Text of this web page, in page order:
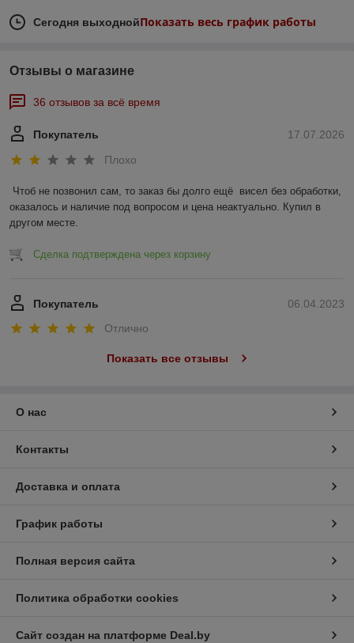
Сегодня выходнойПоказать весь график работы
Отзывы о магазине
36 отзывов за всё время
17.07.2026
Покупатель
Плохо
Чтоб не позвонил сам, то заказ бы долго ещё  висел без обработки,
оказалось и наличие под вопросом и цена неактуально. Купил в
другом месте.
Сделка подтверждена через корзину
06.04.2023
Покупатель
Отлично
Показать все отзывы
О нас
Контакты
Доставка и оплата
График работы
Полная версия сайта
Политика обработки cookies
Сайт создан на платформе Deal.by